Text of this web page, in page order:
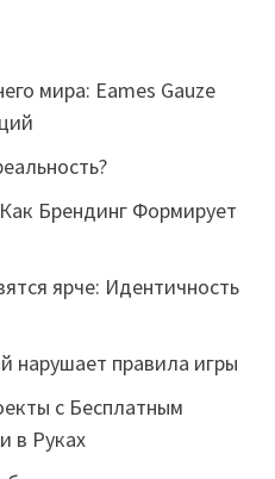
мира: Eames Gauze
Брендинг Формирует
ярче: Идентичность
нарушает правила игры
с Бесплатным
в Руках